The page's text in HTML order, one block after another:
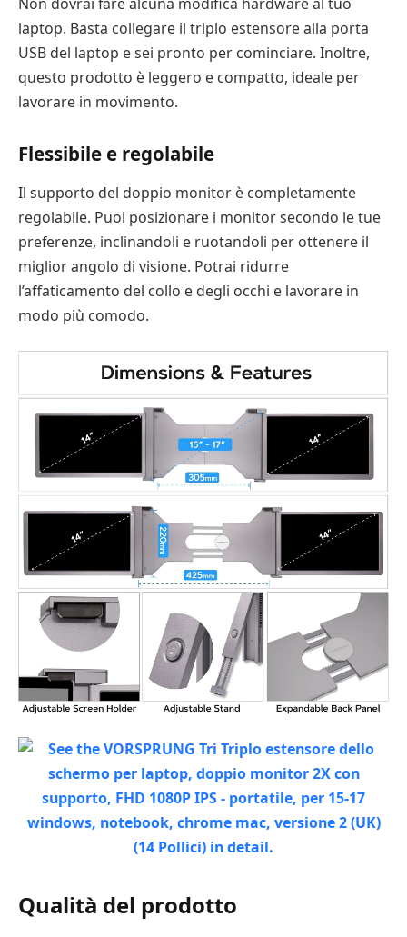
laptop. Basta collegare il triplo estensore alla porta
USB del laptop e sei pronto per cominciare. Inoltre,
questo prodotto è leggero e compatto, ideale per
lavorare in movimento.
Flessibile e regolabile
Il supporto del doppio monitor è completamente
regolabile. Puoi posizionare i monitor secondo le tue
preferenze, inclinandoli e ruotandoli per ottenere il
miglior angolo di visione. Potrai ridurre
l’affaticamento del collo e degli occhi e lavorare in
modo più comodo.
Qualità del prodotto